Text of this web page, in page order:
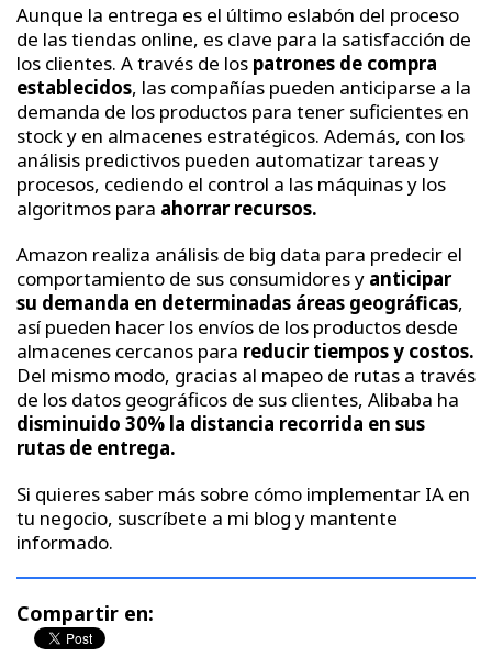
Aunque la entrega es el último eslabón del proceso
de las tiendas online, es clave para la satisfacción de
los clientes. A través de los patrones de compra
establecidos, las compañías pueden anticiparse a la
demanda de los productos para tener suficientes en
stock y en almacenes estratégicos. Además, con los
análisis predictivos pueden automatizar tareas y
procesos, cediendo el control a las máquinas y los
algoritmos para ahorrar recursos.
Amazon realiza análisis de big data para predecir el
comportamiento de sus consumidores y anticipar
su demanda en determinadas áreas geográficas,
así pueden hacer los envíos de los productos desde
almacenes cercanos para reducir tiempos y costos.
Del mismo modo, gracias al mapeo de rutas a través
de los datos geográficos de sus clientes, Alibaba ha
disminuido 30% la distancia recorrida en sus
rutas de entrega.
Si quieres saber más sobre cómo implementar IA en
tu negocio, suscríbete a mi blog y mantente
informado.
Compartir en: